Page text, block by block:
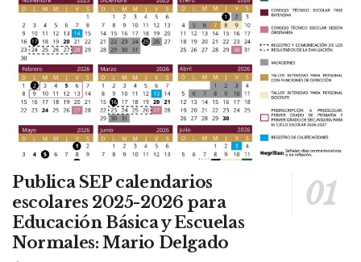
Publica SEP calendarios
escolares 2025-2026 para
Educación Básica y Escuelas
Normales: Mario Delgado